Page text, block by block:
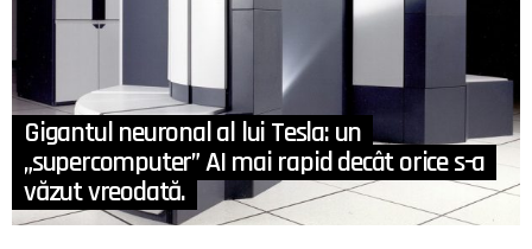
Gigantul neuronal al lui Tesla: un
„supercomputer” AI mai rapid decât orice s-a
văzut vreodată.